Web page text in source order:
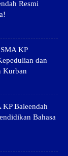
Resmi
KP
dan
Kurban
Baleendah
Bahasa